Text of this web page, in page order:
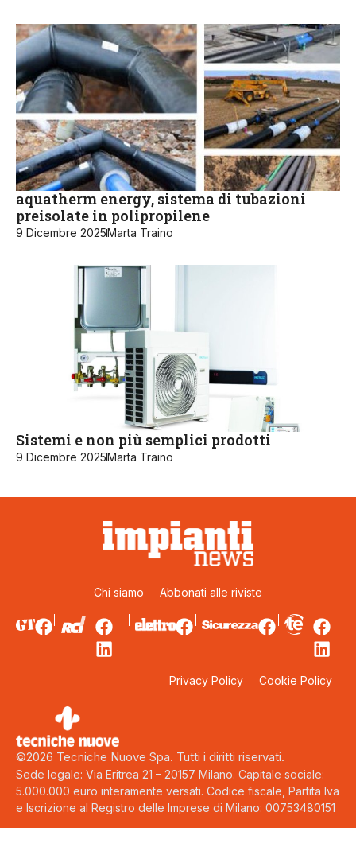
aquatherm energy, sistema di tubazioni
preisolate in polipropilene
9 Dicembre 2025Marta Traino
Sistemi e non più semplici prodotti
9 Dicembre 2025Marta Traino
Chi siamo Abbonati alle riviste
Privacy Policy Cookie Policy
©2026 Tecniche Nuove Spa. Tutti i diritti riservati.
Sede legale: Via Eritrea 21 – 20157 Milano. Capitale sociale:
5.000.000 euro interamente versati. Codice fiscale, Partita Iva
e Iscrizione al Registro delle Imprese di Milano: 00753480151